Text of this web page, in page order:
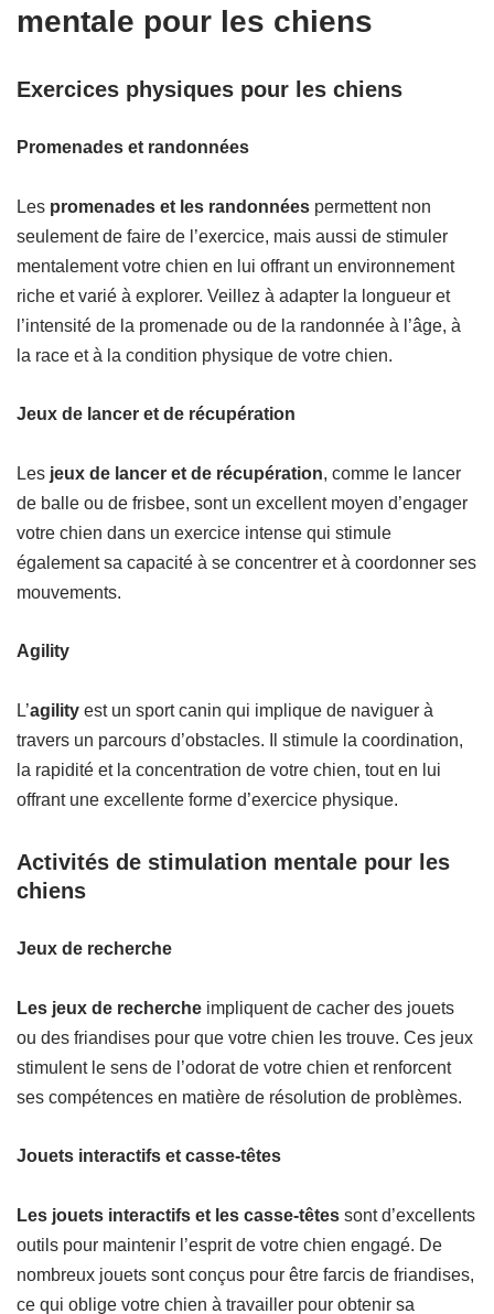
mentale pour les chiens
Exercices physiques pour les chiens
Promenades et randonnées
Les promenades et les randonnées permettent non
seulement de faire de l’exercice, mais aussi de stimuler
mentalement votre chien en lui offrant un environnement
riche et varié à explorer. Veillez à adapter la longueur et
l’intensité de la promenade ou de la randonnée à l’âge, à
la race et à la condition physique de votre chien.
Jeux de lancer et de récupération
Les jeux de lancer et de récupération, comme le lancer
de balle ou de frisbee, sont un excellent moyen d’engager
votre chien dans un exercice intense qui stimule
également sa capacité à se concentrer et à coordonner ses
mouvements.
Agility
L’agility est un sport canin qui implique de naviguer à
travers un parcours d’obstacles. Il stimule la coordination,
la rapidité et la concentration de votre chien, tout en lui
offrant une excellente forme d’exercice physique.
Activités de stimulation mentale pour les
chiens
Jeux de recherche
Les jeux de recherche impliquent de cacher des jouets
ou des friandises pour que votre chien les trouve. Ces jeux
stimulent le sens de l’odorat de votre chien et renforcent
ses compétences en matière de résolution de problèmes.
Jouets interactifs et casse-têtes
Les jouets interactifs et les casse-têtes sont d’excellents
outils pour maintenir l’esprit de votre chien engagé. De
nombreux jouets sont conçus pour être farcis de friandises,
ce qui oblige votre chien à travailler pour obtenir sa